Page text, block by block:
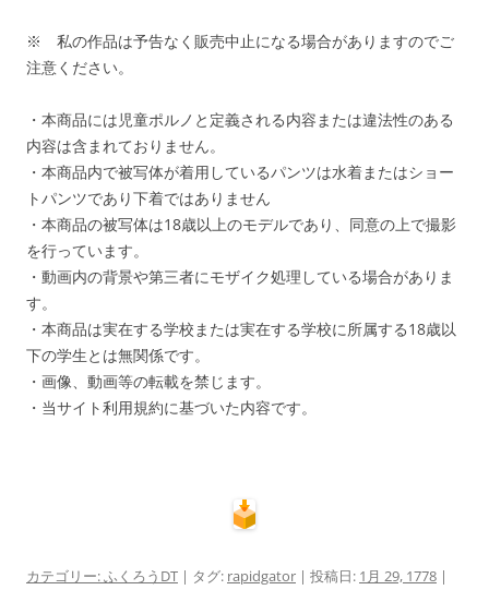
※ 私の作品は予告なく販売中止になる場合がありますのでご
注意ください。
・本商品には児童ポルノと定義される内容または違法性のある
内容は含まれておりません。
・本商品内で被写体が着用しているパンツは水着またはショー
トパンツであり下着ではありません
・本商品の被写体は18歳以上のモデルであり、同意の上で撮影
を行っています。
・動画内の背景や第三者にモザイク処理している場合がありま
す。
・本商品は実在する学校または実在する学校に所属する18歳以
下の学生とは無関係です。
・画像、動画等の転載を禁じます。
・当サイト利用規約に基づいた内容です。
カテゴリー:ふくろうDT | タグ: rapidgator | 投稿日: 1月 29, 1778 |